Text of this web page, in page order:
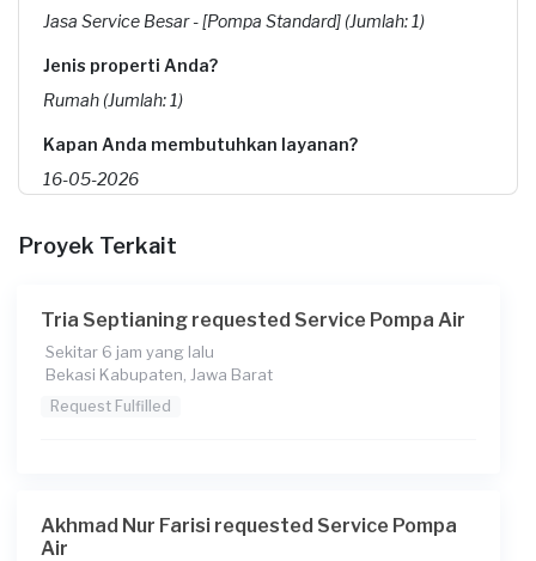
Jasa Service Besar - [Pompa Standard] (Jumlah: 1)
Jenis properti Anda?
Rumah (Jumlah: 1)
Kapan Anda membutuhkan layanan?
16-05-2026
19:30
Rp450.000 + Rp11.000 (biaya layanan) + Rp8.307 (biaya
Transaksi)
Proyek Terkait
Tria Septianing requested Service Pompa Air
Sekitar 6 jam yang lalu
Bekasi Kabupaten, Jawa Barat
Request Fulfilled
Akhmad Nur Farisi requested Service Pompa
Air